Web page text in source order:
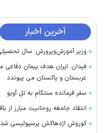
آخرین اخبار
وزیر آموزش‌وپرورش: سال
فیدان: ایران هدف پیمان
عربستان و پاکستان می پیوندد
سفر فرمانده سنتکام به تل آویو
انتقاد جامعه روحانیت مبارز از
کوروش اژدهاکش پرسپولیسی شد